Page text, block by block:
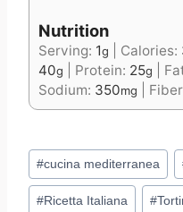
Nutrition
Serving: 1g Calories:
40g Protein: 25g
Sodium: 350mg
Post
Tags:
#cucina mediterranea
#Ricetta Italiana #